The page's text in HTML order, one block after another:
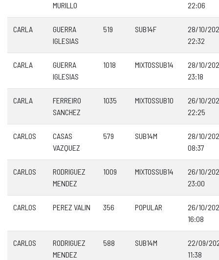
MURILLO
22:06
CARLA
GUERRA
IGLESIAS
519 SUB14F
28/10/
22:32
CARLA
GUERRA
IGLESIAS
1018 MIXTOSSUB14
28/10/
23:18
CARLA
FERREIRO
SANCHEZ
1035 MIXTOSSUB10
26/10/
22:25
CARLOS
CASAS
VAZQUEZ
579 SUB14M
28/10/
08:37
CARLOS
RODRIGUEZ
MENDEZ
1009 MIXTOSSUB14
26/10/
23:00
CARLOS PEREZ VALIN 356 POPULAR
26/10/
16:08
CARLOS
RODRIGUEZ
MENDEZ
588 SUB14M
22/09/
11:38